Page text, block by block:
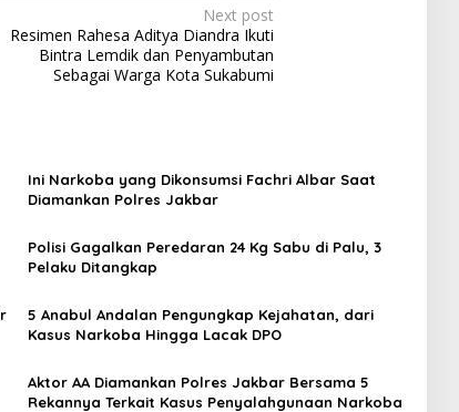
Next post
Resimen Rahesa Aditya Diandra Ikuti
Bintra Lemdik dan Penyambutan
Sebagai Warga Kota Sukabumi
Ini Narkoba yang Dikonsumsi Fachri Albar Saat
Diamankan Polres Jakbar
Polisi Gagalkan Peredaran 24 Kg Sabu di Palu, 3
Pelaku Ditangkap
5 Anabul Andalan Pengungkap Kejahatan, dari
Kasus Narkoba Hingga Lacak DPO
Aktor AA Diamankan Polres Jakbar Bersama 5
Rekannya Terkait Kasus Penyalahgunaan Narkoba